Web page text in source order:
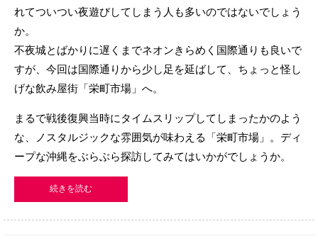
れてついつい夜遊びしてしまう人も多いのではないでしょう
か。
不夜城とばかりに遅くまでネオンきらめく国際通りも良いで
すが、今回は国際通りから少し足を延ばして、ちょっと怪し
げな飲み屋街「栄町市場」へ。
まるで戦後復興当時にタイムスリップしてしまったかのよう
な、ノスタルジックな雰囲気が味わえる「栄町市場」。ディ
ープな沖縄をぶらぶら探訪してみてはいかがでしょうか。
続きを読む